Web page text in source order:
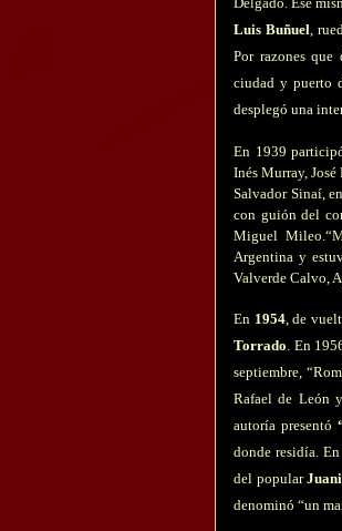
Luis Buñuel,
Por razones que
ciudad y puerto
desplegó una
En 1939
Inés Murray,
Salvador Sinaí,
con guión del
Miguel
Argentina y
Valverde Calvo,
En 1954, de
Torrado. En
septiembre,
Rafael de León
autoría presentó
donde residía.
del popular
denominó “un